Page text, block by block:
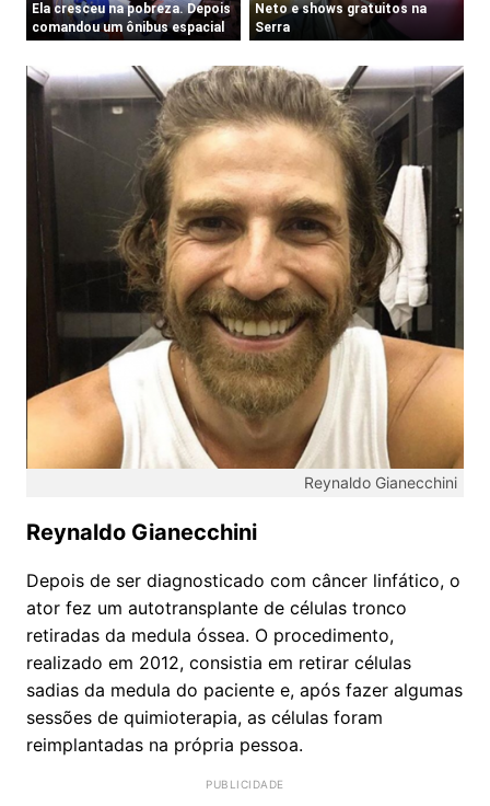
Reynaldo Gianecchini
Reynaldo Gianecchini
Depois de ser diagnosticado com câncer linfático, o
ator fez um autotransplante de células tronco
retiradas da medula óssea. O procedimento,
realizado em 2012, consistia em retirar células
sadias da medula do paciente e, após fazer algumas
sessões de quimioterapia, as células foram
reimplantadas na própria pessoa.